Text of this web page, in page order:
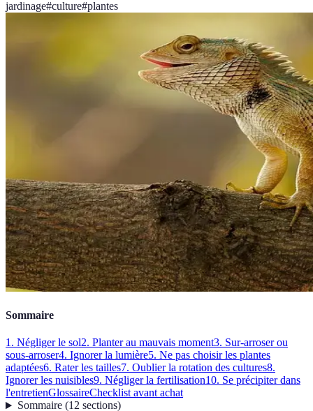
jardinage#culture#plantes
Sommaire
1. Négliger le sol2. Planter au mauvais moment3. Sur-arroser ou
sous-arroser4. Ignorer la lumière5. Ne pas choisir les plantes
adaptées6. Rater les tailles7. Oublier la rotation des cultures8.
Ignorer les nuisibles9. Négliger la fertilisation10. Se précipiter dans
l'entretienGlossaireChecklist avant achat
Sommaire(12 sections)